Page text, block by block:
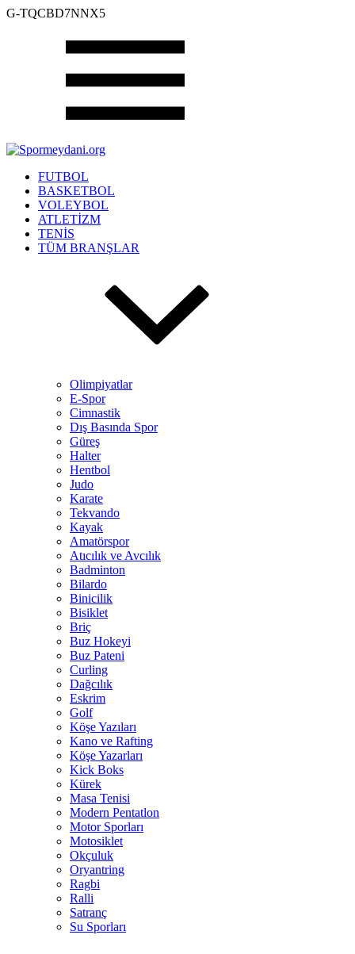
G-TQCBD7NNX5
FUTBOL
BASKETBOL
VOLEYBOL
ATLETİZM
TENİS
TÜM BRANŞLAR
Olimpiyatlar
E-Spor
Cimnastik
Dış Basında Spor
Güreş
Halter
Hentbol
Judo
Karate
Tekvando
Kayak
Amatörspor
Atıcılık ve Avcılık
Badminton
Bilardo
Binicilik
Bisiklet
Briç
Buz Hokeyi
Buz Pateni
Curling
Dağcılık
Eskrim
Golf
Köşe Yazıları
Kano ve Rafting
Köşe Yazarları
Kick Boks
Kürek
Masa Tenisi
Modern Pentatlon
Motor Sporları
Motosiklet
Okçuluk
Oryantring
Ragbi
Ralli
Satranç
Su Sporları